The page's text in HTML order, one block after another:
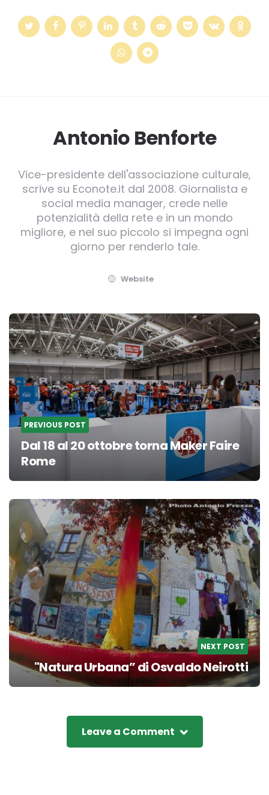
Antonio Benforte
Vice-presidente dell'associazione culturale,
scrive su Econote.it dal 2008. Giornalista e
social media manager, crede nelle
potenzialità della rete e in un mondo
migliore, e nel suo piccolo si impegna ogni
giorno per renderlo tale.
Website
Post
navigation
PREVIOUS POST
Dal 18 al 20 ottobre torna Maker Faire
Rome
NEXT POST
"Natura Urbana” di Osvaldo Neirotti
Leave a Comment